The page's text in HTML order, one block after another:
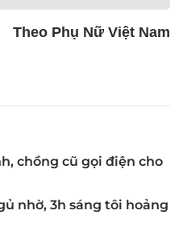
Theo Phụ Nữ Việt Nam
chồng cũ gọi điện cho
nhờ, 3h sáng tôi hoảng